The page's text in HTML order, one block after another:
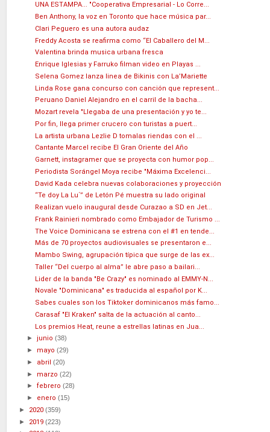
UNA ESTAMPA... "Cooperativa Empresarial - Lo Corre...
Ben Anthony, la voz en Toronto que hace música par...
Clari Peguero es una autora audaz
Freddy Acosta se reafirma como “El Caballero del M...
Valentina brinda musica urbana fresca
Enrique Iglesias y Farruko filman video en Playas ...
Selena Gomez lanza linea de Bikinis con La’Mariette
Linda Rose gana concurso con canción que represent...
Peruano Daniel Alejandro en el carril de la bacha...
Mozart revela "Llegaba de una presentación y yo te...
Por fin, llega primer crucero con turistas a puert...
La artista urbana Lezlie D tomalas riendas con el ...
Cantante Marcel recibe El Gran Oriente del Año
Garnett, instagramer que se proyecta con humor pop...
Periodista Sorángel Moya recibe "Máxima Excelenci...
David Kada celebra nuevas colaboraciones y proyección
“Te doy La Lu´” de Letón Pé muestra su lado original
Realizan vuelo inaugural desde Curazao a SD en Jet...
Frank Rainieri nombrado como Embajador de Turismo ...
The Voice Dominicana se estrena con el #1 en tende...
Más de 70 proyectos audiovisuales se presentaron e...
Mambo Swing, agrupación típica que surge de las ex...
Taller “Del cuerpo al alma” le abre paso a bailari...
Lider de la banda "Be Crazy" es nominado al EMMY-N...
Novale "Dominicana" es traducida al español por K...
Sabes cuales son los Tiktoker dominicanos más famo...
Carasaf "El Kraken" salta de la actuación al canto...
Los premios Heat, reune a estrellas latinas en Jua...
►junio(38)
► mayo(29)
► abril(20)
► marzo(22)
►febrero(28)
► enero(15)
► 2020 (359)
► 2019 (223)